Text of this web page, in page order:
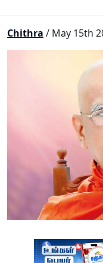
Chithra / May 15th